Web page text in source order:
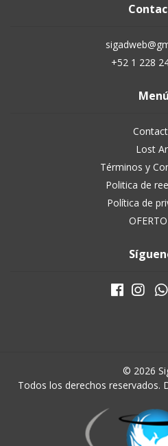
+52 1 228
Menú
Lost
Términos y
Politica de
Política de
© 2026
Todos los derechos reservados.